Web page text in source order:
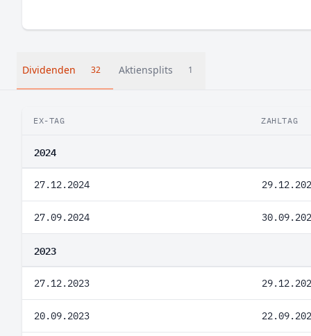
Dividenden 32 Aktiensplits 1
EX-TAG ZAHLTAG
2024
27.12.2024
27.09.2024
2023
27.12.2023
20.09.2023